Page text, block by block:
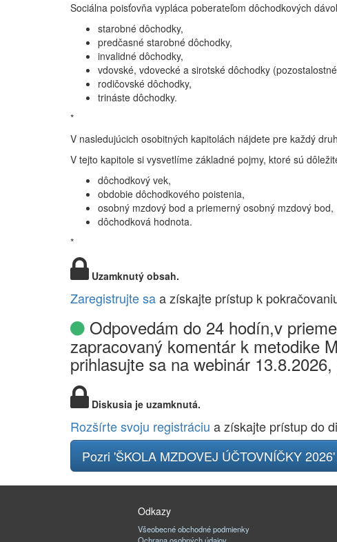
Sociálna poisťovňa vypláca poberateľom dôchodkových
starobné dôchodky,
predčasné starobné dôchodky,
invalidné dôchodky,
vdovské, vdovecké a sirotské dôchodky
rodičovské dôchodky,
trináste dôchodky.
*
V nasledujúcich osobitných kapitolách nájdete pre každý
V tejto kapitole si vysvetlíme základné pojmy, ktoré sú
dôchodkový vek,
obdobie dôchodkového poistenia,
osobný mzdový bod a priemerný osobný mzdový bod,
dôchodková hodnota.
*
Uzamknutý obsah.
Zaregistrujte saa získajte prístup k
Odpovedám do 24 hodín,v
zapracovaný komentár k metodike
prihlasujte sa na webinár
Diskusia je uzamknutá.
Rozšírte svoju registráciu a získajte prístup do
Pozri 'ŠKOLA MZDOVEJ ÚČTOVNÍČKY
Odkazy
Všeobecné obchodné podmienky